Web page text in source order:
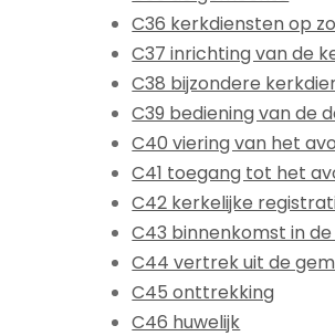
C36 kerkdiensten op
C37 inrichting van de
C38 bijzondere
C39 bediening van de
C40 viering van het
C41 toegang tot het
C42 kerkelijke
C43 binnenkomst in
C44 vertrek uit de
C45 onttrekking
C46 huwelijk